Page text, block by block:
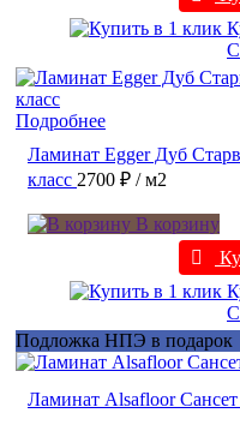
Подробнее
Ламинат Egger Дуб
класс 2700 ₽ / м2
В корзину
Подложка НПЭ в подарок
Ламинат Alsafloor Сансет